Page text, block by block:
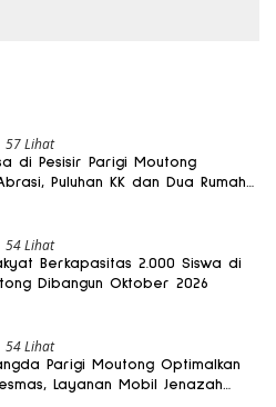
57 Lihat
di Pesisir Parigi Moutong
Puluhan KK dan Dua Rumah
54 Lihat
Berkapasitas 2.000 Siswa di
Dibangun Oktober 2026
54 Lihat
Parigi Moutong Optimalkan
Layanan Mobil Jenazah